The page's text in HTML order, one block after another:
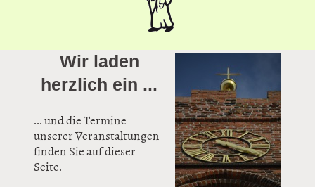
Wir laden
herzlich ein ...
... und die Termine
unserer Veranstaltungen
finden Sie auf dieser
Seite.